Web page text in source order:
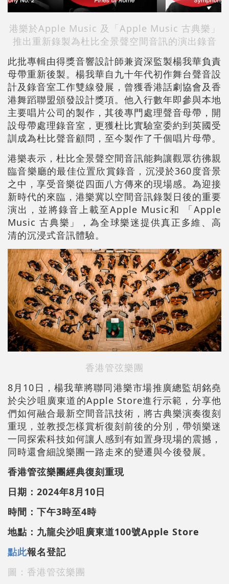
港樂於Apple Music 及「Apple Music 古典樂」
推出重新錄製為杜比全景聲空間音訊的演出錄音
此批專輯由得獎音響設計師兼資深監製楊我華負責
母帶重新後製。 楊我華自九十年代初作舞台聲音設
計及錄音室工作雙線發展，曾獲香港話劇協會及香
港舞蹈聯盟頒發設計獎項。他入行數年即參與本地
主要唱片公司的製作，其後專門處理聲音母帶，開
設母帶處理錄音室，更獲杜比實驗室委約到英國受
訓成為杜比聲音顧問，至今製作了千個唱片母帶。
港樂表示，杜比全景聲空間音訊能夠讓觀眾彷彿親
臨音樂廳的最佳位置欣賞錄音，沉浸於360度音景
之中，享受音樂從四面八方傳來的現場感。為迎接
新時代的來臨，港樂冀以空間音訊錄製日後的重要
演出，並將錄音上載至Apple Music和 「Apple
Music 古典樂」，為全球樂迷提供真正多維、高
清的沉浸式音訊體驗。
香港管弦樂團
8月10日，楊我華將聯同港樂市場推廣總監胡銘堯
於尖沙咀廣東道的Apple Store進行示範，分享他
們如何融合最新空間音訊技術，將古典樂演奏復刻
重現，並教授怎樣賞析復刻前後的分別，帶領樂迷
一同探索科技如何讓人感到有如置身現場的震撼，
同時還會細說樂團一路走來的變遷與今後發展。
香港管弦樂團經典復刻重現
日期：2024年8月10日
時間：下午3時至4時
地點：九龍尖沙咀廣東道100號Apple Store
點此報名登記
圖：香港管弦樂團